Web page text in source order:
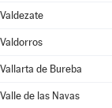
Valdezate
Valdorros
Vallarta de Bureba
Valle de las Navas